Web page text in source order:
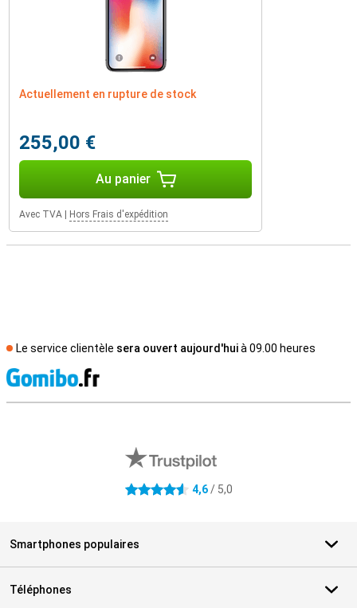
Actuellement en rupture de stock
255,00 €
Au panier
Avec TVA Hors Frais d'expédition
Le service clientèle sera ouvert aujourd'huià 09.00 heures
4.6 étoiles 4,6/ 5,0
Smartphones populaires
Téléphones